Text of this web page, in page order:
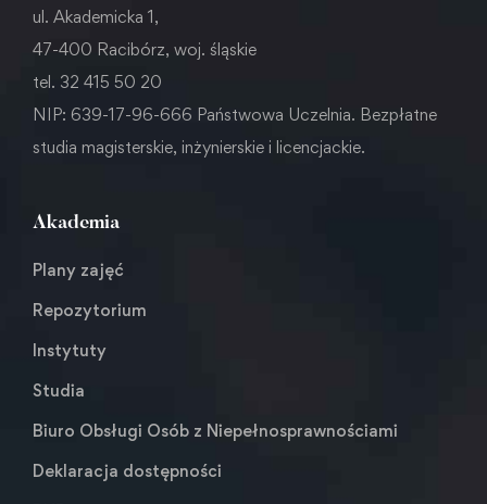
ul. Akademicka 1,
47-400 Racibórz, woj. śląskie
tel. 32 415 50 20
NIP: 639-17-96-666 Państwowa Uczelnia. Bezpłatne
studia magisterskie, inżynierskie i licencjackie.
Akademia
Plany zajęć
Repozytorium
Instytuty
Studia
Biuro Obsługi Osób z Niepełnosprawnościami
Deklaracja dostępności